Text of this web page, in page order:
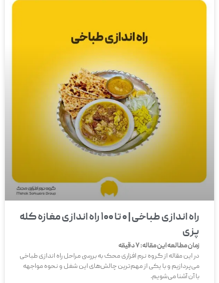
راه اندازی طباخی | 0 تا 100 راه اندازی مغازه کله
پزی
زمان مطالعه این مقاله:7دقیقه
در این مقاله از گروه نرم افزاری محک به بررسی مراحل راه اندازی طباخی
می‌پردازیم و با یکی از مهم‌ترین چالش‌های این شغل و نحوه مواجهه
با آن آشنا می‌شویم.